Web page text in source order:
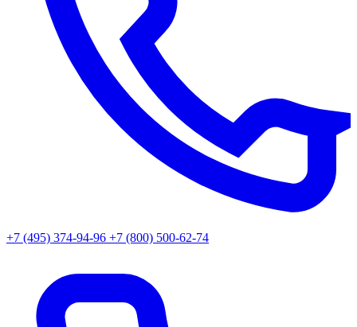
+7 (495) 374-94-96 +7 (800) 500-62-74